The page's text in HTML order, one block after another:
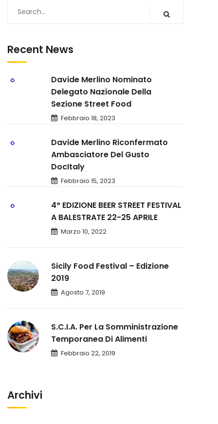
Recent News
Davide Merlino Nominato
Delegato Nazionale Della
Sezione Street Food
Febbraio 18, 2023
Davide Merlino Riconfermato
Ambasciatore Del Gusto
DocItaly
Febbraio 15, 2023
4° EDIZIONE BEER STREET FESTIVAL
A BALESTRATE 22-25 APRILE
Marzo 10, 2022
Sicily Food Festival – Edizione
2019
Agosto 7, 2019
S.C.I.A. Per La Somministrazione
Temporanea Di Alimenti
Febbraio 22, 2019
Archivi